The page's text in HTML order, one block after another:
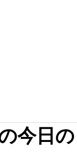
今日